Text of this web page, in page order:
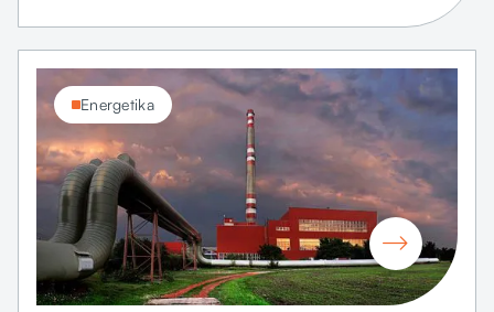
Energetika
